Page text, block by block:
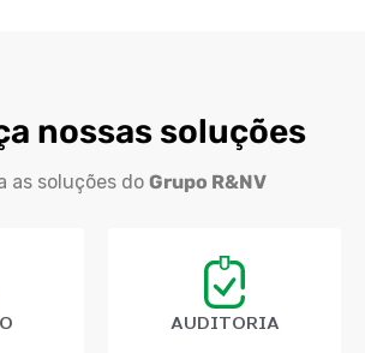
nossas soluções
as soluções do Grupo R&NV
AUDITORIA